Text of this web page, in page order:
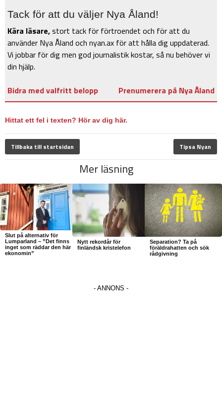
Tack för att du väljer Nya Åland!
Kära läsare,stort tack för förtroendet och för att du
använder Nya Åland och nyan.ax för att hålla dig uppdaterad.
Vi jobbar för dig men god journalistik kostar, så nu behöver vi
din hjälp.
Bidra med valfritt belopp
Prenumerera på Nya Åland
Hittat ett fel i texten? Hör av dig här.
Tillbaka till startsidan Tipsa Nyan
Mer läsning
Slut på alternativ för
Lumparland – ”Det finns
inget som räddar den här
ekonomin”
Nytt rekordår för
finländsk kristelefon
Separation? Ta på
föräldrahatten och sök
rådgivning